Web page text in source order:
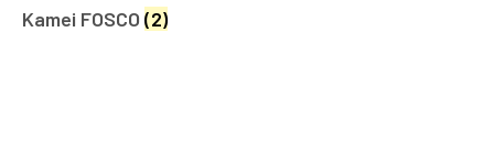
Kamei FOSCO (2)